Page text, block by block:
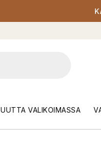
UUTTA VALIKOIMASSA